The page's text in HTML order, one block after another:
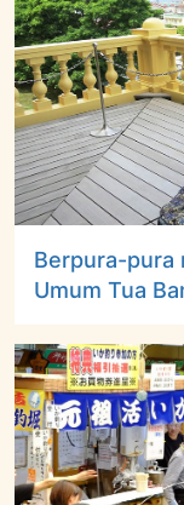
Berpura-pura
Umum Tua